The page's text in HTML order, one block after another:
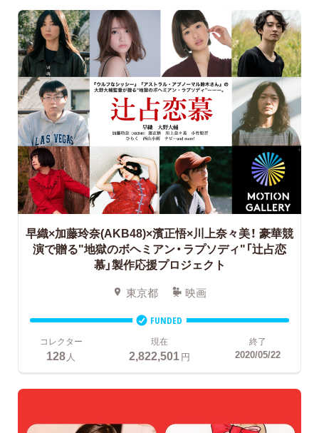
早織×加藤玲奈(AKB48)×濱正悟×川上奈々美！ 豪華競
演で贈る"地獄のボヘミアン・ラプソディ"「辻占恋
慕」製作応援プロジェクト
東京都 映画
FUNDED
コレクター
128人
現在
2,822,501円
終了
2020/05/22